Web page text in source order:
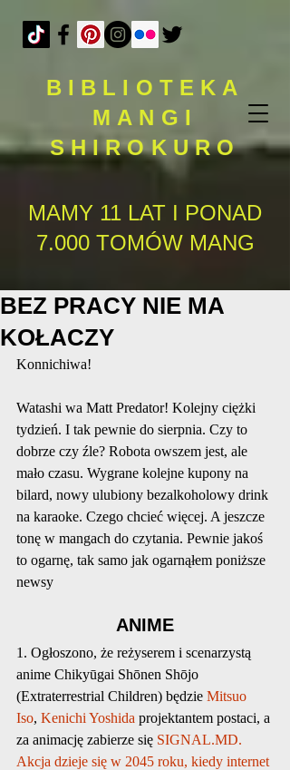
BIBLIOTEKA
MANGI
SHIROKURO
MAMY 11 LAT I PONAD
7.000 TOMÓW MANG
BEZ PRACY NIE MA
KOŁACZY
Konnichiwa!
Watashi wa Matt Predator! Kolejny ciężki
tydzień. I tak pewnie do sierpnia. Czy to
dobrze czy źle? Robota owszem jest, ale
mało czasu. Wygrane kolejne kupony na
bilard, nowy ulubiony bezalkoholowy drink
na karaoke. Czego chcieć więcej. A jeszcze
tonę w mangach do czytania. Pewnie jakoś
to ogarnę, tak samo jak ogarnąłem poniższe
newsy
ANIME
1. Ogłoszono, że reżyserem i scenarzystą
anime Chikyūgai Shōnen Shōjo
(Extraterrestrial Children) będzie Mitsuo
Iso, Kenichi Yoshida projektantem postaci, a
za animację zabierze się SIGNAL.MD.
Akcja dzieje się w 2045 roku, kiedy internet